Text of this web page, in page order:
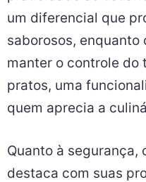
um diferencial que
saborosos, enquanto
manter o controle do
pratos, uma
quem aprecia a
Quanto à segurança,
destaca com suas